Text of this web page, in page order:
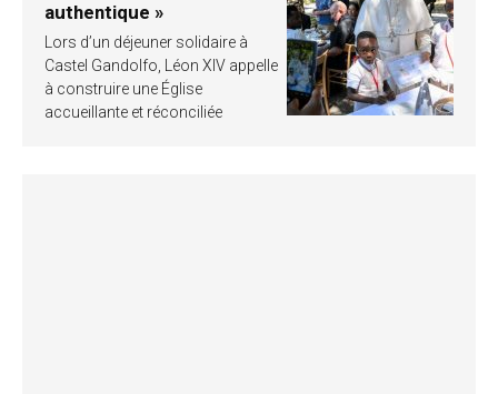
authentique »
Lors d’un déjeuner solidaire à
Castel Gandolfo, Léon XIV appelle
à construire une Église
accueillante et réconciliée